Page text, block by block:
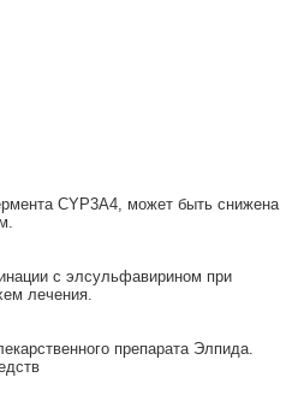
CYP3A4, может быть снижена
с элсульфавирином при
лечения.
препарата Элпида.